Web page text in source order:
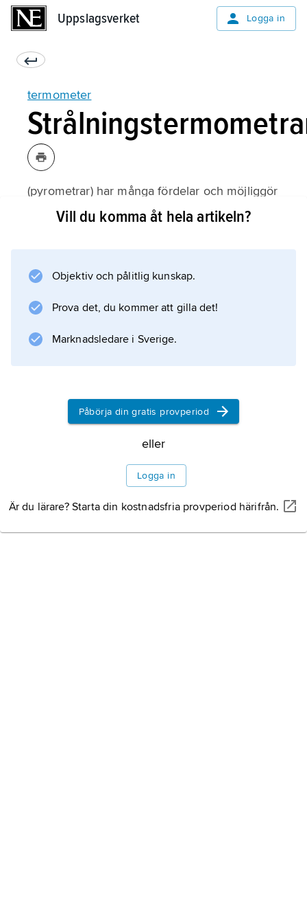
Uppslagsverket Logga in
termometer
(pyrometrar) har många fördelar och möjliggör
mätning av höga temperaturer (över 700 °C)
temperatur ingår i Plancks strålningslag kan
denna utnyttjas genom att man mäter
kalibrerade strålningen från en glödtråd,
Information om artikeln
Vill du komma åt hela artikeln?
Objektiv och pålitlig kunskap.
Prova det, du kommer att gilla det!
Marknadsledare i Sverige.
Påbörja din gratis provperiod
eller
Logga in
Är du lärare? Starta din kostnadsfria provperiod härifrån.